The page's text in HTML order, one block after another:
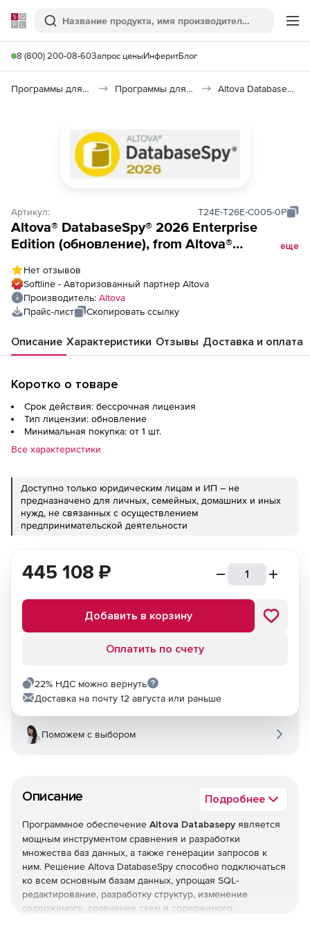
Softline
Поиск
8 (800) 200-08-60Запрос ценыИнферитБлог
Программы для программирования Программы для работы с базами данных Altova DatabaseSpy 2026
Артикул: T24E-T26E-C005-0P
Altova® DatabaseSpy® 2026 Enterprise
Edition (обновление), from Altova®
Edition to Altova® DatabaseSpy® 2026
Enterprise Edition Concurrent Users (5)
еще
Нет отзывов
Softline - Авторизованный партнер Altova
Производитель: Altova
Прайс-лист
Скопировать ссылку
Описание Характеристики Отзывы Доставка и оплата
Коротко о товаре
Срок действия: бессрочная лицензия
Тип лицензии: обновление
Минимальная покупка: от 1 шт.
Все характеристики
Доступно только юридическим лицам и ИП – не
предназначено для личных, семейных, домашних и иных
нужд, не связанных с осуществлением
предпринимательской деятельности
Описание Подробнее
Программное обеспечение Altova Databasepy является
мощным инструментом сравнения и разработки
множества баз данных, а также генерации запросов к
ним. Решение Altova DatabaseSpy способно подключаться
ко всем основным базам данных, упрощая SQL-
редактирование, разработку структур, изменение
содержимого, сравнение схем и содержимого,
445 108 ₽
Добавить в корзину
Оплатить по счету
22% НДС можно вернуть
Доставка на почту 12 августа или раньше
Поможем с выбором